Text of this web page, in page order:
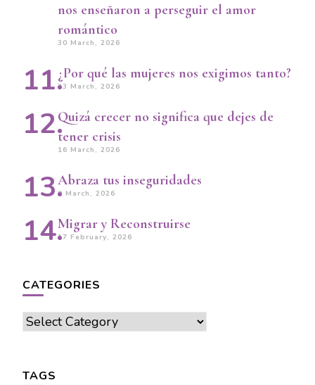
nos enseñaron a perseguir el amor
romántico
30 March, 2026
¿Por qué las mujeres nos exigimos tanto?
23 March, 2026
Quizá crecer no significa que dejes de
tener crisis
16 March, 2026
Abraza tus inseguridades
9 March, 2026
Migrar y Reconstruirse
17 February, 2026
CATEGORIES
Categories
TAGS